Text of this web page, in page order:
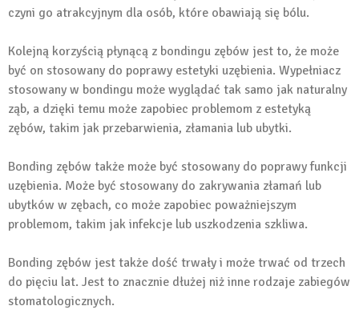
czyni go atrakcyjnym dla osób, które obawiają się bólu.
Kolejną korzyścią płynącą z bondingu zębów jest to, że może
być on stosowany do poprawy estetyki uzębienia. Wypełniacz
stosowany w bondingu może wyglądać tak samo jak naturalny
ząb, a dzięki temu może zapobiec problemom z estetyką
zębów, takim jak przebarwienia, złamania lub ubytki.
Bonding zębów także może być stosowany do poprawy funkcji
uzębienia. Może być stosowany do zakrywania złamań lub
ubytków w zębach, co może zapobiec poważniejszym
problemom, takim jak infekcje lub uszkodzenia szkliwa.
Bonding zębów jest także dość trwały i może trwać od trzech
do pięciu lat. Jest to znacznie dłużej niż inne rodzaje zabiegów
stomatologicznych.